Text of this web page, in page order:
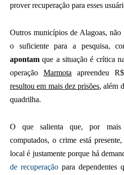
prover recuperação para esses
Outros municípios de Alagoas, não
o suficiente para a pesquisa,
apontam que a situação é crítica
operação Marmota apreendeu
resultou em mais dez prisões, além
quadrilha.
O que salienta que, por mais
computados, o crime está
local é justamente porque há
de recuperaçãopara dependentes